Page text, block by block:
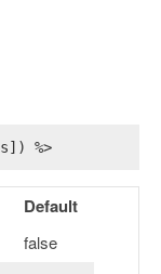
%>
Default
false